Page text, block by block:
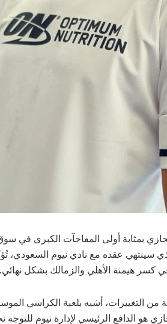
بمثابة أولى المفاجآت الكبرى في سوق
سينتهي عقده مع نادي نيوم السعودي،
كسر هيمنة الأهلي والزمالك بشكل نهائي.
التغييرات، أشبه بلعبة الكراسي
الدافع الرئيسي لإدارة نيوم للتوجه